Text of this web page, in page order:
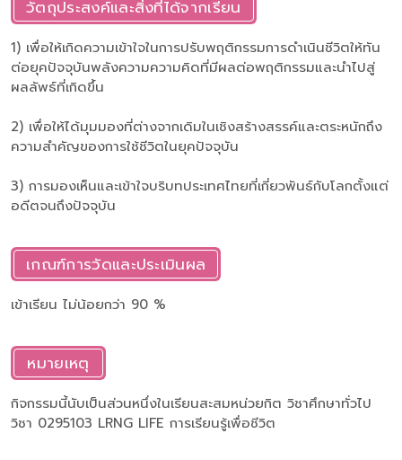
วัตถุประสงค์และสิ่งที่ได้จากเรียน
1) เพื่อให้เกิดความเข้าใจในการปรับพฤติกรรมการดำเนินชีวิตให้ทัน
ต่อยุคปัจจุบันพลังความความคิดที่มีผลต่อพฤติกรรมและนำไปสู่
ผลลัพธ์ที่เกิดขึ้น
2) เพื่อให้ได้มุมมองที่ต่างจากเดิมในเชิงสร้างสรรค์และตระหนักถึง
ความสำคัญของการใช้ชีวิตในยุคปัจจุบัน
3) การมองเห็นและเข้าใจบริบทประเทศไทยที่เกี่ยวพันธ์กับโลกตั้งแต่
อดีตจนถึงปัจจุบัน
เกณฑ์การวัดและประเมินผล
เข้าเรียน ไม่น้อยกว่า 90 %
หมายเหตุ
กิจกรรมนี้นับเป็นส่วนหนึ่งในเรียนสะสมหน่วยกิต วิชาศึกษาทั่วไป
วิชา 0295103 LRNG LIFE การเรียนรู้เพื่อชีวิต